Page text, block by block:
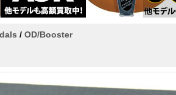
/ OD/Booster